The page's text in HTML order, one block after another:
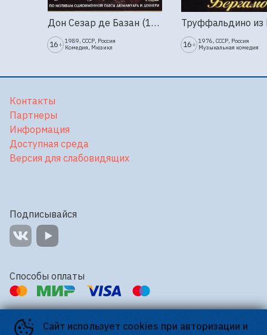
Дон Сезар де Базан (1989г., Ленфильм, 2 серии)
16+ 1989, СССР, Россия
Комедия, Мюзикл
16+ 1976, СССР, Россия
Музыкальная комедия
Сайт использует cookies при авторизации и
Контакты
Партнеры
Информация
Доступная среда
Версия для слабовидящих
Подписывайся
Способы оплаты
Контакты